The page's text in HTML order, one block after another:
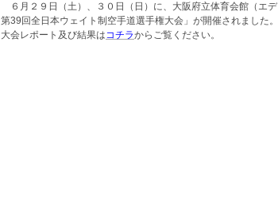
６月２９日（土）、３０日（日）に、大阪府立体育会館（エ
第39回全日本ウェイト制空手道選手権大会」が開催されました。
大会レポート及び結果はコチラからご覧ください。